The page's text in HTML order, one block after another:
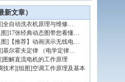
新文章）
全自动洗衣机原理与维修…
]17张经典动态图带您看懂…
] 【推荐】动画演示无线电…
基尔霍夫定律 （电学定律…
图解直流电机的工作原理
技术][组图]空调工作原理及基本